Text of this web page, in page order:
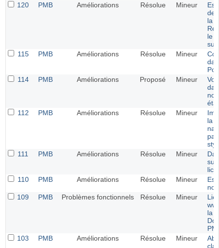
120
PMB Améliorations Résolue Mineur
la
le
115
PMB Améliorations Résolue Mineur
114
PMB Améliorations Proposé Mineur
112
PMB Améliorations Résolue Mineur
la
111
PMB Améliorations Résolue Mineur
sur
110
PMB Améliorations Résolue Mineur
109
PMB Problèmes fonctionnels Résolue Mineur
la
103
PMB Améliorations Résolue Mineur